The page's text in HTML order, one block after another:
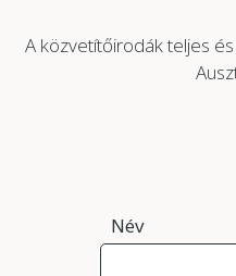
A közvetítőirodák teljes
Név